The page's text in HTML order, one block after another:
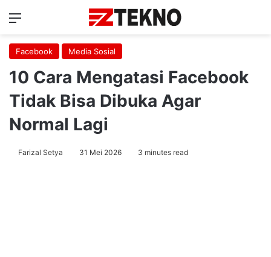
Menu
Facebook Media Sosial
10 Cara Mengatasi Facebook
Tidak Bisa Dibuka Agar
Normal Lagi
Farizal Setya 31 Mei 2026 3 minutes read